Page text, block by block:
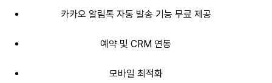
카카오 알림톡 자동 발송 기능 무료 제공
예약 및 CRM 연동
모바일 최적화